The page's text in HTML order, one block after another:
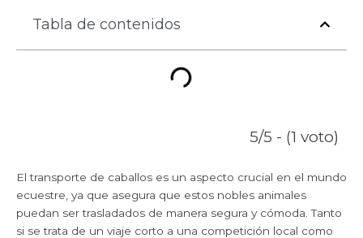
Tabla de contenidos
5/5 - (1 voto)
El transporte de caballos es un aspecto crucial en el mundo
ecuestre, ya que asegura que estos nobles animales
puedan ser trasladados de manera segura y cómoda. Tanto
si se trata de un viaje corto a una competición local como